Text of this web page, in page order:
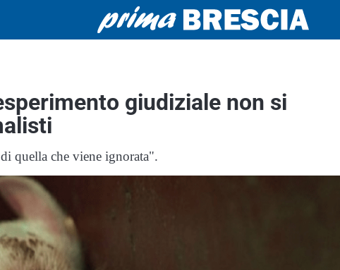
giudiziale non si
quella che viene ignorata".